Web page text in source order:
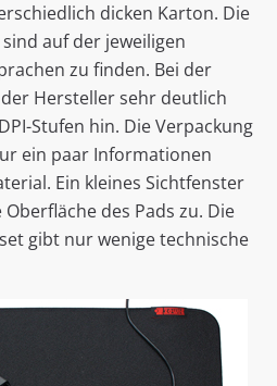
dicken Karton. Die
auf der jeweiligen
zu finden. Bei der
Hersteller sehr deutlich
Stufen hin. Die Verpackung
ein paar Informationen
Ein kleines Sichtfenster
des Pads zu. Die
gibt nur wenige technische